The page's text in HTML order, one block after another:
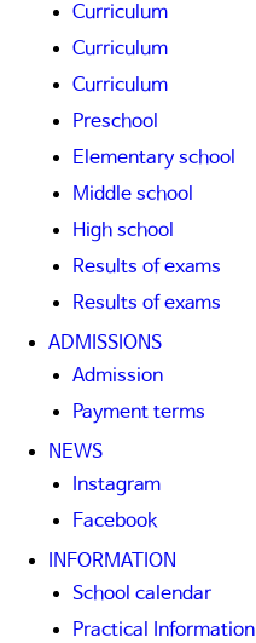
Curriculum
Curriculum
Curriculum
Preschool
Elementary school
Middle school
High school
Results of exams
Results of exams
ADMISSIONS
Admission
Payment terms
NEWS
Instagram
Facebook
INFORMATION
School calendar
Practical Information